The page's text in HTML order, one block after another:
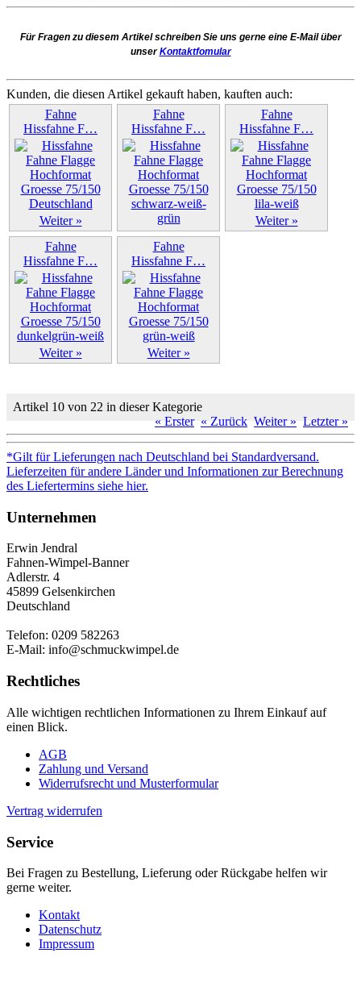
Für Fragen zu diesem Artikel schreiben Sie uns gerne eine E-Mail über
unserKontaktfomular
Kunden, die diesen Artikel gekauft haben, kauften auch:
Fahne
Hissfahne F…
Weiter »
Fahne
Hissfahne F…
Weiter »
Fahne
Hissfahne F…
Weiter »
Fahne
Hissfahne F…
Weiter »
Fahne
Hissfahne F…
Weiter »
Artikel 10 von 22 in dieser Kategorie
« Erster « Zurück Weiter » Letzter »
*Gilt für Lieferungen nach Deutschland bei Standardversand.
Lieferzeiten für andere Länder und Informationen zur Berechnung
des Liefertermins siehe hier.
Unternehmen
Erwin Jendral
Fahnen-Wimpel-Banner
Adlerstr. 4
45899 Gelsenkirchen
Deutschland
Telefon: 0209 582263
E-Mail: info@schmuckwimpel.de
Rechtliches
Alle wichtigen rechtlichen Informationen zu Ihrem Einkauf auf
einen Blick.
AGB
Zahlung und Versand
Widerrufsrecht und Musterformular
Vertrag widerrufen
Service
Bei Fragen zu Bestellung, Lieferung oder Rückgabe helfen wir
gerne weiter.
Kontakt
Datenschutz
Impressum